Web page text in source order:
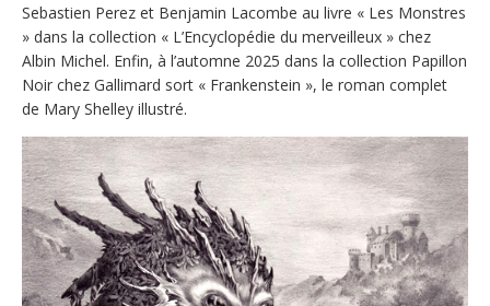
Sebastien Perez et Benjamin Lacombe au livre « Les Monstres
» dans la collection « L’Encyclopédie du merveilleux » chez
Albin Michel. Enfin, à l’automne 2025 dans la collection Papillon
Noir chez Gallimard sort « Frankenstein », le roman complet
de Mary Shelley illustré.